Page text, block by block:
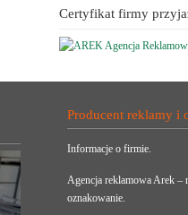
Certyfikat firmy
Producent reklamy i
Informacje o firmie.
Agencja reklamowa Arek –
oznakowanie.